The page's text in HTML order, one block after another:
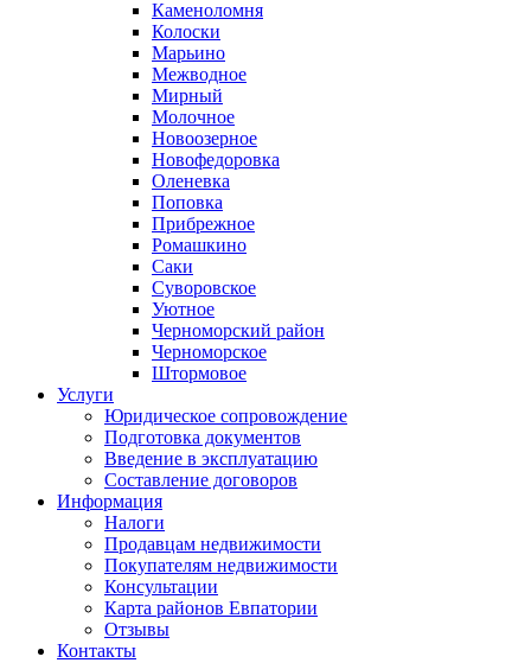
Каменоломня
Колоски
Марьино
Межводное
Мирный
Молочное
Новоозерное
Новофедоровка
Оленевка
Поповка
Прибрежное
Ромашкино
Саки
Суворовское
Уютное
Черноморский район
Черноморское
Штормовое
Услуги
Юридическое сопровождение
Подготовка документов
Введение в эксплуатацию
Составление договоров
Информация
Налоги
Продавцам недвижимости
Покупателям недвижимости
Консультации
Карта районов Евпатории
Отзывы
Контакты